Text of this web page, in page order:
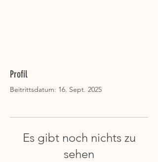
Profil
Beitrittsdatum: 16. Sept. 2025
Es gibt noch nichts zu
sehen